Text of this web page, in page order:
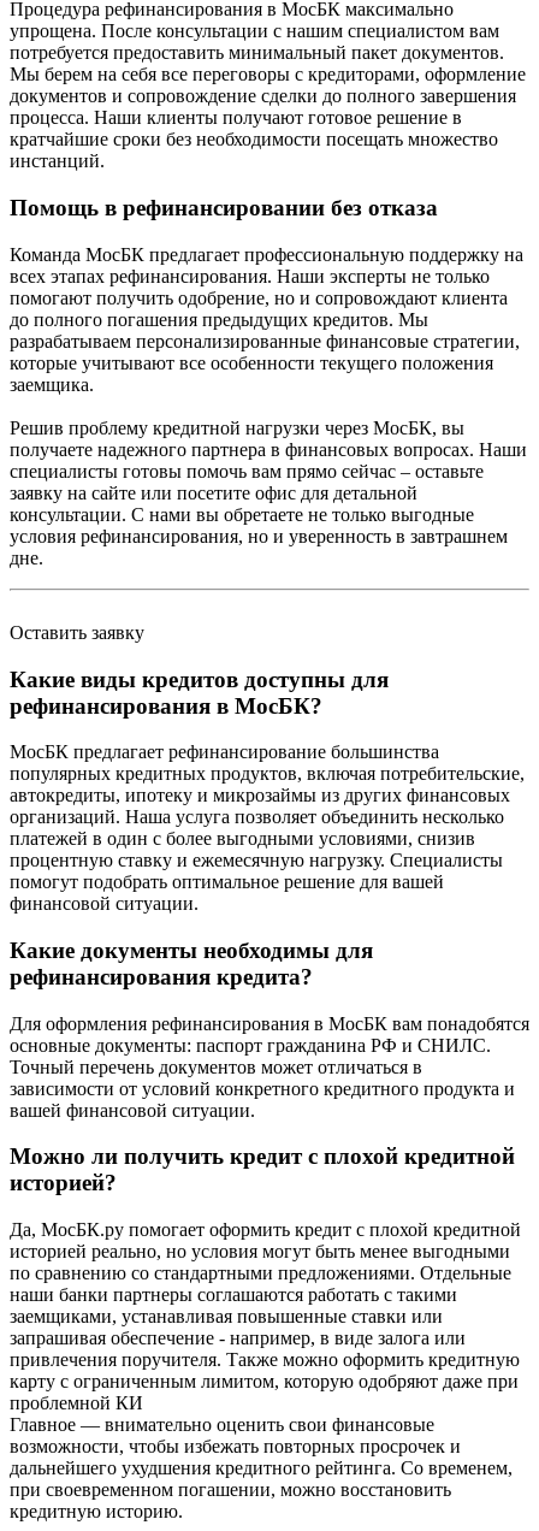
Процедура рефинансирования в МосБК максимально
упрощена. После консультации с нашим специалистом вам
потребуется предоставить минимальный пакет документов.
Мы берем на себя все переговоры с кредиторами, оформление
документов и сопровождение сделки до полного завершения
процесса. Наши клиенты получают готовое решение в
кратчайшие сроки без необходимости посещать множество
инстанций.
Помощь в рефинансировании без отказа
Команда МосБК предлагает профессиональную поддержку на
всех этапах рефинансирования. Наши эксперты не только
помогают получить одобрение, но и сопровождают клиента
до полного погашения предыдущих кредитов. Мы
разрабатываем персонализированные финансовые стратегии,
которые учитывают все особенности текущего положения
заемщика.
Решив проблему кредитной нагрузки через МосБК, вы
получаете надежного партнера в финансовых вопросах. Наши
специалисты готовы помочь вам прямо сейчас – оставьте
заявку на сайте или посетите офис для детальной
консультации. С нами вы обретаете не только выгодные
условия рефинансирования, но и уверенность в завтрашнем
дне.
Оставить заявку
Какие виды кредитов доступны для
рефинансирования в МосБК?
МосБК предлагает рефинансирование большинства
популярных кредитных продуктов, включая потребительские,
автокредиты, ипотеку и микрозаймы из других финансовых
организаций. Наша услуга позволяет объединить несколько
платежей в один с более выгодными условиями, снизив
процентную ставку и ежемесячную нагрузку. Специалисты
помогут подобрать оптимальное решение для вашей
финансовой ситуации.
Какие документы необходимы для
рефинансирования кредита?
Для оформления рефинансирования в МосБК вам понадобятся
основные документы: паспорт гражданина РФ и СНИЛС.
Точный перечень документов может отличаться в
зависимости от условий конкретного кредитного продукта и
вашей финансовой ситуации.
Можно ли получить кредит с плохой кредитной
историей?
Да, МосБК.ру помогает оформить кредит с плохой кредитной
историей реально, но условия могут быть менее выгодными
по сравнению со стандартными предложениями. Отдельные
наши банки партнеры соглашаются работать с такими
заемщиками, устанавливая повышенные ставки или
запрашивая обеспечение - например, в виде залога или
привлечения поручителя. Также можно оформить кредитную
карту с ограниченным лимитом, которую одобряют даже при
проблемной КИ
Главное — внимательно оценить свои финансовые
возможности, чтобы избежать повторных просрочек и
дальнейшего ухудшения кредитного рейтинга. Со временем,
при своевременном погашении, можно восстановить
кредитную историю.